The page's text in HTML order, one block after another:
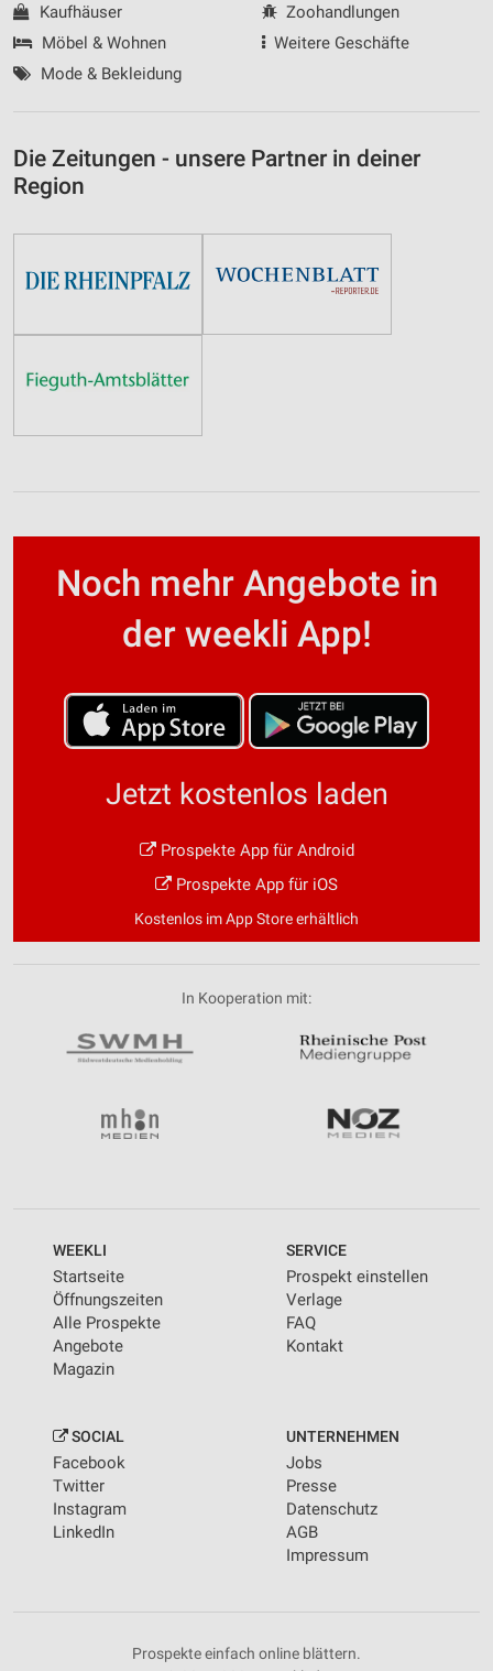
Kaufhäuser
Möbel & Wohnen
Mode & Bekleidung
Zoohandlungen
Weitere Geschäfte
Die Zeitungen - unsere Partner in deiner
Region
Noch mehr Angebote in
der weekli App!
Jetzt kostenlos laden
Prospekte App für Android
Prospekte App für iOS
Kostenlos im App Store erhältlich
In Kooperation mit:
WEEKLI
Startseite
Öffnungszeiten
Alle Prospekte
Angebote
Magazin
SERVICE
Prospekt einstellen
Verlage
FAQ
Kontakt
SOCIAL
Facebook
Twitter
Instagram
LinkedIn
UNTERNEHMEN
Jobs
Presse
Datenschutz
AGB
Impressum
Prospekte einfach online blättern.